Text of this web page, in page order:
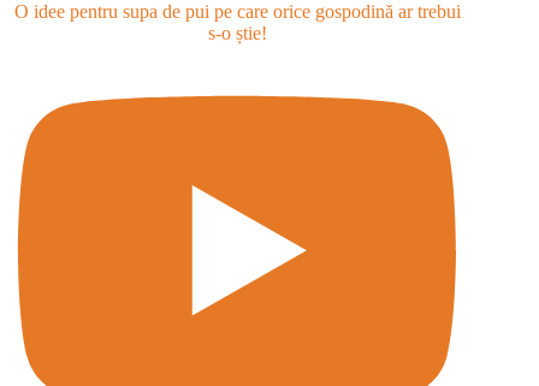
O idee pentru supa de pui pe care orice gospodină ar trebui
s-o știe!